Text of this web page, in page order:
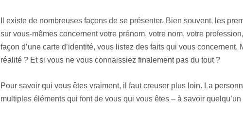
Il existe de nombreuses façons de se présenter. Bien souvent, les
sur vous-mêmes concernent votre prénom, votre nom, votre
façon d’une carte d’identité, vous listez des faits qui vous concernent.
réalité ? Et si vous ne vous connaissiez finalement pas du tout ?
Pour savoir qui vous êtes vraiment, il faut creuser plus loin. La
multiples éléments qui font de vous qui vous êtes – à savoir quelqu’un